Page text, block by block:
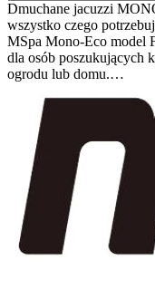
Dmuchane jacuzzi
wszystko czego
MSpa Mono-Eco model
dla osób poszukujących
ogrodu lub domu.…